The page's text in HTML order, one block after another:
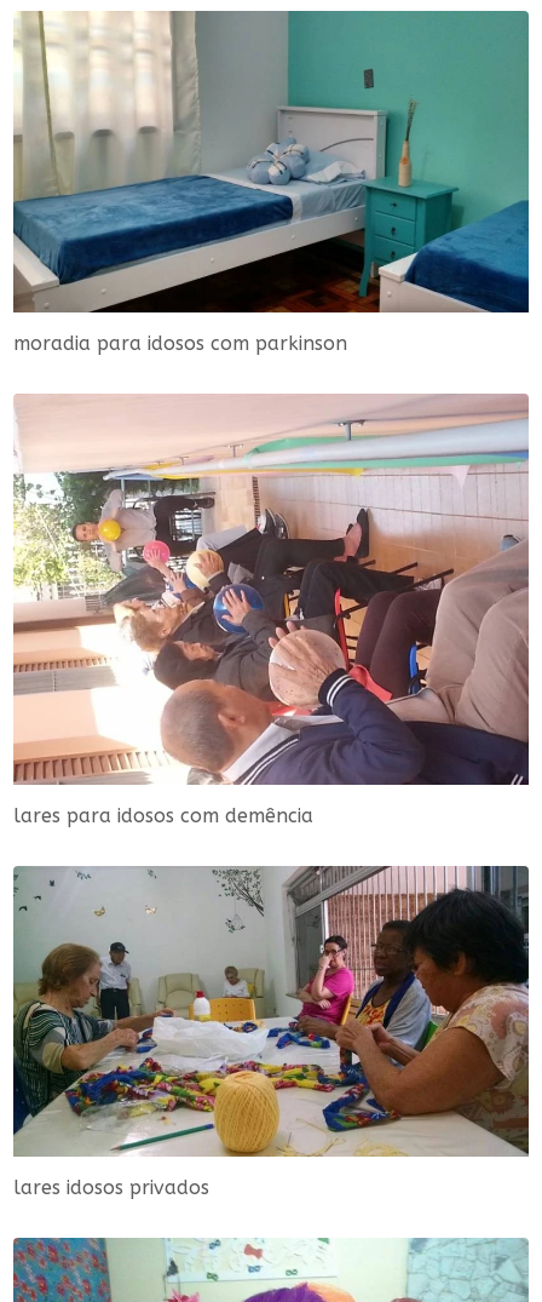
moradia para idosos com parkinson
lares para idosos com demência
lares idosos privados